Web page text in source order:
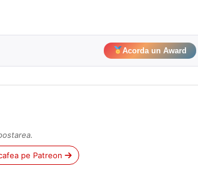
Acorda un Award
pe Patreon